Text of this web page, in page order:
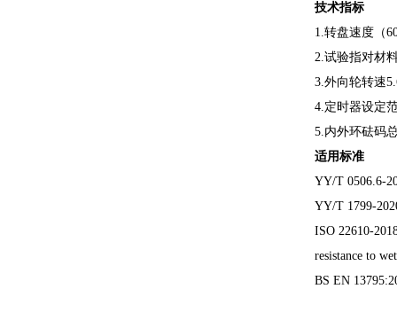
技术指标
1.转盘速度（
2.试验指对材
3.外向轮转速
4.定时器设定
5.内外环砝码
适用标准
YY/T 0506.6-
YY/T 1799-
ISO 22610-
resistance to
BS EN